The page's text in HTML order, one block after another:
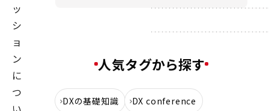
ッ
シ
ョ
ン
に
つ
人気タグから探す
DXの基礎知識
DX conference